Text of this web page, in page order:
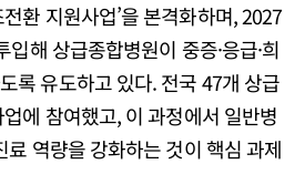
환 지원사업’을 본격화하며, 2027
해 상급종합병원이 중증·응급·희
록 유도하고 있다. 전국 47개 상급
에 참여했고, 이 과정에서 일반병
료 역량을 강화하는 것이 핵심 과제